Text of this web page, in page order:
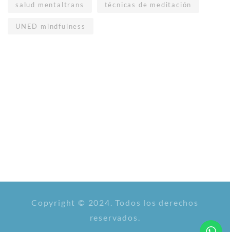
salud mentaltrans técnicas de meditación
UNED mindfulness
Copyright © 2024. Todos los derechos
reservados.